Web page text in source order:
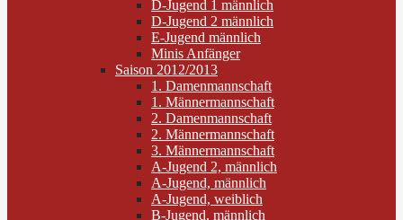
D-Jugend 1 männlich
D-Jugend 2 männlich
E-Jugend männlich
Minis Anfänger
Saison 2012/2013
1. Damenmannschaft
1. Männermannschaft
2. Damenmannschaft
2. Männermannschaft
3. Männermannschaft
A-Jugend 2, männlich
A-Jugend, männlich
A-Jugend, weiblich
B-Jugend, männlich